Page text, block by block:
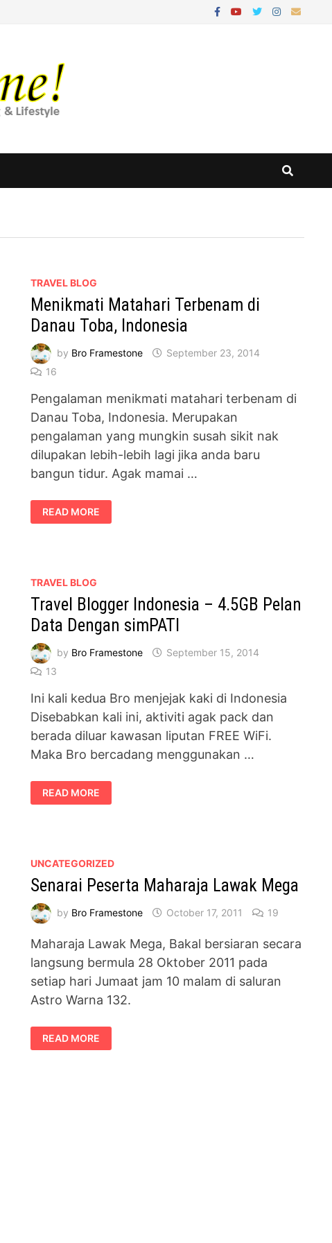
TRAVEL BLOG
Menikmati Matahari Terbenam di
Danau Toba, Indonesia
by Bro Framestone
September 23, 2014
16
Pengalaman menikmati matahari terbenam di
Danau Toba, Indonesia. Merupakan
pengalaman yang mungkin susah sikit nak
dilupakan lebih-lebih lagi jika anda baru
bangun tidur. Agak mamai …
MENIKMATI
MATAHARI
TERBENAM
READ MORE
TRAVEL BLOG
Travel Blogger Indonesia – 4.5GB Pelan
Data Dengan simPATI
by Bro Framestone
September 15, 2014
13
Ini kali kedua Bro menjejak kaki di Indonesia
Disebabkan kali ini, aktiviti agak pack dan
berada diluar kawasan liputan FREE WiFi.
Maka Bro bercadang menggunakan …
TRAVEL
BLOGGER
INDONESIA
SIMPATI
READ MORE
UNCATEGORIZED
Senarai Peserta Maharaja Lawak Mega
by Bro Framestone October 17, 2011 19
Maharaja Lawak Mega, Bakal bersiaran secara
langsung bermula 28 Oktober 2011 pada
setiap hari Jumaat jam 10 malam di saluran
Astro Warna 132.
SENARAI
PESERTA
MAHARAJA
READ MORE